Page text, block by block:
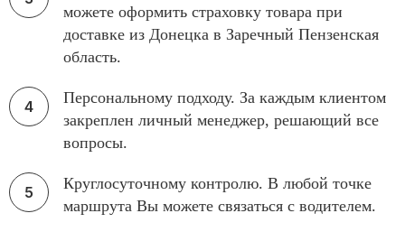
можете оформить страховку товара при
доставке из Донецка в Заречный Пензенская
область.
Персональному подходу. За каждым клиентом
закреплен личный менеджер, решающий все
вопросы.
Круглосуточному контролю. В любой точке
маршрута Вы можете связаться с водителем.